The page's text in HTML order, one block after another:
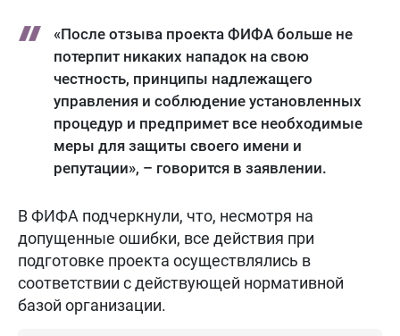
«После отзыва проекта ФИФА больше не
потерпит никаких нападок на свою
честность, принципы надлежащего
управления и соблюдение установленных
процедур и предпримет все необходимые
меры для защиты своего имени и
репутации», – говорится в заявлении.
В ФИФА подчеркнули, что, несмотря на
допущенные ошибки, все действия при
подготовке проекта осуществлялись в
соответствии с действующей нормативной
базой организации.